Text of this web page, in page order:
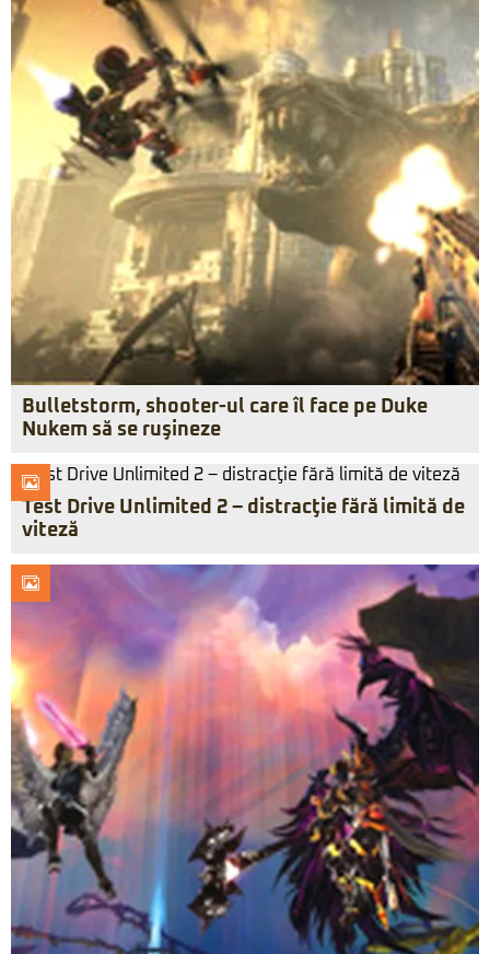
Bulletstorm, shooter-ul care îl face pe Duke
Nukem să se ruşineze
Test Drive Unlimited 2 – distracţie fără limită de
viteză